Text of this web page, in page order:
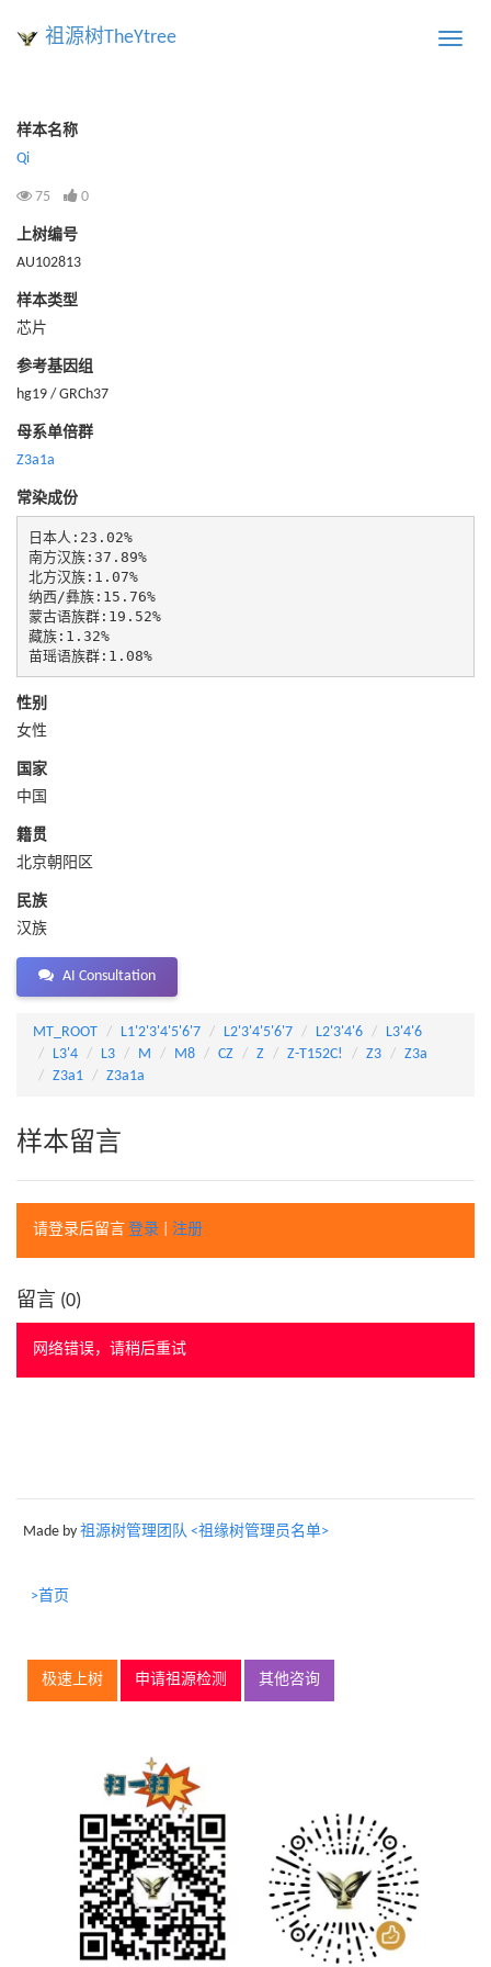
Toggle
祖源树TheYtree
样本名称
Qi
75 0
上树编号
AU102813
样本类型
芯片
参考基因组
hg19 / GRCh37
母系单倍群
Z3a1a
常染成份
日本人:23.02%
南方汉族:37.89%
北方汉族:1.07%
纳西/彝族:15.76%
蒙古语族群:19.52%
藏族:1.32%
苗瑶语族群:1.08%
性别
女性
国家
中国
籍贯
北京朝阳区
民族
汉族
AI Consultation
MT_ROOT L1'2'3'4'5'6'7 L2'3'4'5'6'7 L2'3'4'6
L3'4'6
L3'4
L3 M M8 CZ Z Z-T152C! Z3
Z3a
Z3a1
Z3a1a
样本留言
请登录后留言 登录 注册
留言 (0)
网络错误，请稍后重试
Made by 祖源树管理团队 <祖缘树管理员名单>
>首页
极速上树 申请祖源检测 其他咨询